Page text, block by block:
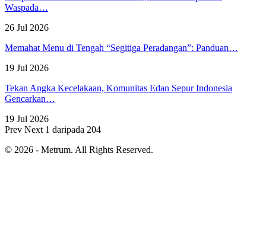
Waspada…
26 Jul 2026
Memahat Menu di Tengah “Segitiga Peradangan”: Panduan…
19 Jul 2026
Tekan Angka Kecelakaan, Komunitas Edan Sepur Indonesia
Gencarkan…
19 Jul 2026
Prev Next 1 daripada 204
© 2026 - Metrum. All Rights Reserved.